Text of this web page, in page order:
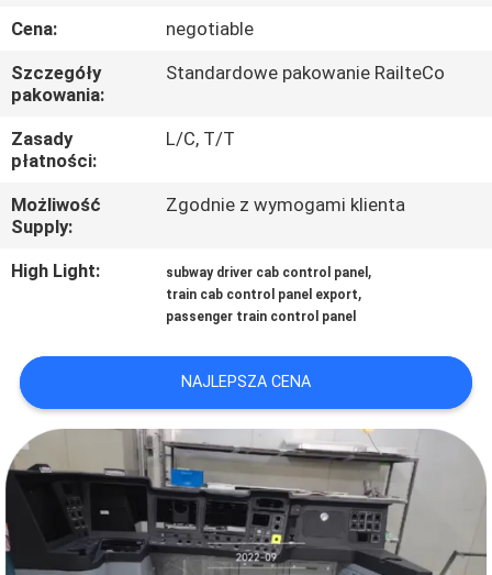
PO
FABRYCE
KONTROLA
JAKOŚCI
SKONTAKTUJ
NAMI
AKTUALNOŚCI
PRZYPADKI
Cena:
negotiable
Szczegóły
pakowania:
Standardowe pakowanie RailteCo
Zasady
płatności:
L/C, T/T
Możliwość
Supply:
Zgodnie z wymogami klienta
High Light: subway driver cab control panel ,
train cab control panel export,
passenger train control panel
NAJLEPSZA CENA